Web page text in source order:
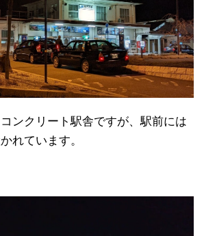
ンクリート駅舎ですが、駅前には
れています。